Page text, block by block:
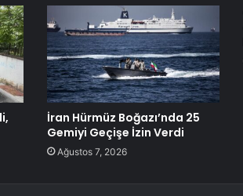
İran Hürmüz Boğazı’nda 25
Gemiyi Geçişe İzin Verdi
Ağustos 7, 2026